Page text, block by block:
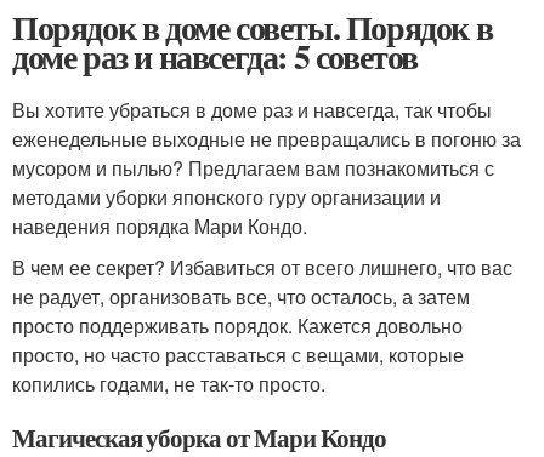
Порядок в доме советы. Порядок в
доме раз и навсегда: 5 советов
Вы хотите убраться в доме раз и навсегда, так чтобы
еженедельные выходные не превращались в погоню за
мусором и пылью? Предлагаем вам познакомиться с
методами уборки японского гуру организации и
наведения порядка Мари Кондо.
В чем ее секрет? Избавиться от всего лишнего, что вас
не радует, организовать все, что осталось, а затем
просто поддерживать порядок. Кажется довольно
просто, но часто расставаться с вещами, которые
копились годами, не так-то просто.
Магическая уборка от Мари Кондо